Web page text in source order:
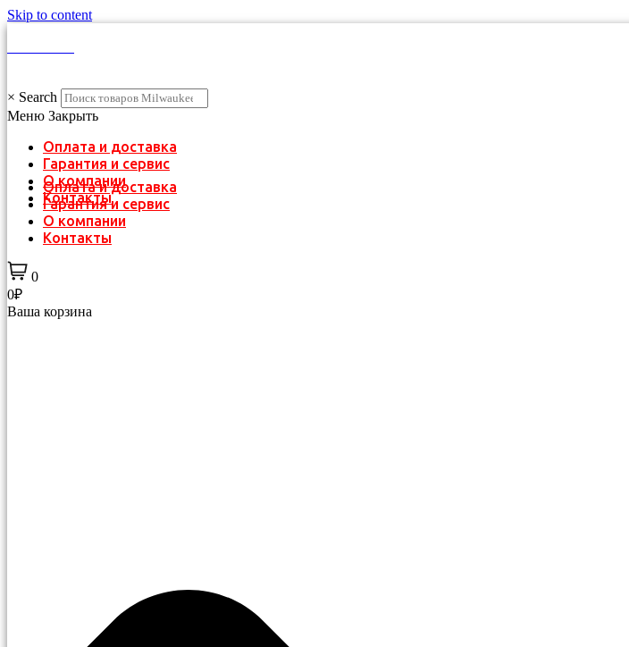
Skip to content
× Search
Меню Закрыть
Оплата и доставка
Гарантия и сервис
О компании
Контакты
Оплата и доставка
Гарантия и сервис
О компании
Контакты
0
0₽
Ваша корзина